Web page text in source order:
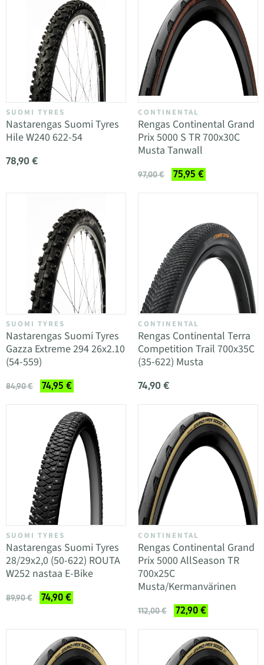
SUOMI TYRES
Nastarengas Suomi Tyres
Hile W240 622-54
78,90 €
CONTINENTAL
Rengas Continental Grand
Prix 5000 S TR 700x30C
Musta Tanwall
97,00 € 75,95 €
SUOMI TYRES
Nastarengas Suomi Tyres
Gazza Extreme 294 26x2.10
(54-559)
84,90 € 74,95 €
CONTINENTAL
Rengas Continental Terra
Competition Trail 700x35C
(35-622) Musta
74,90 €
SUOMI TYRES
Nastarengas Suomi Tyres
28/29x2,0 (50-622) ROUTA
W252 nastaa E-Bike
89,90 € 74,90 €
CONTINENTAL
Rengas Continental Grand
Prix 5000 AllSeason TR
700x25C
Musta/Kermanvärinen
112,00 € 72,90 €